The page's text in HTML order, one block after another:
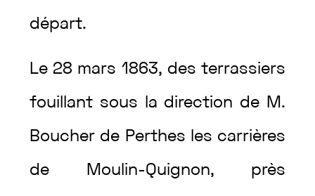
départ.
Le 28 mars 1863, des terrassiers
fouillant sous la direction de M.
Boucher de Perthes les carrières
de Moulin-Quignon, près